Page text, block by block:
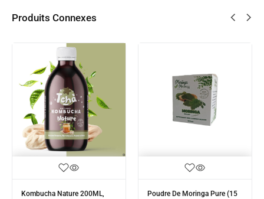
Produits Connexes
Kombucha Nature 200ML,
Poudre De Moringa Pure (15